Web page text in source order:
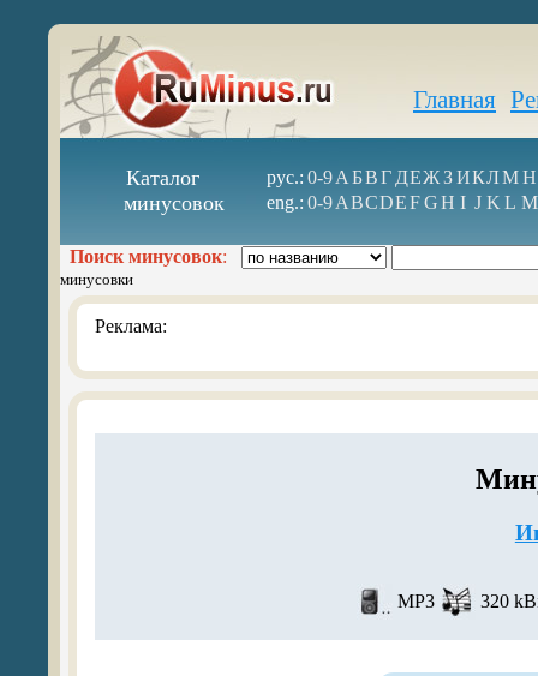
Главная
Каталог
минусовок
рус.: 0-9А БВГ ДЕЖ З ИКЛМН
eng.: 0-9ABCDEFGH I J K L M
Поиск минусовок:
минусовки
Реклама:
MP3 320